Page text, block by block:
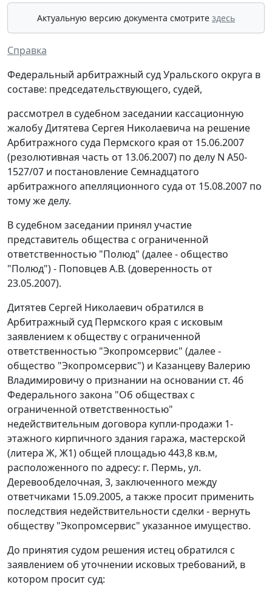
Актуальную версию документа смотрите здесь
Справка
Федеральный арбитражный суд Уральского округа в
составе: председательствующего, судей,
рассмотрел в судебном заседании кассационную
жалобу Дитятева Сергея Николаевича на решение
Арбитражного суда Пермского края от 15.06.2007
(резолютивная часть от 13.06.2007) по делу N А50-
1527/07 и постановление Семнадцатого
арбитражного апелляционного суда от 15.08.2007 по
тому же делу.
В судебном заседании принял участие
представитель общества с ограниченной
ответственностью "Полюд" (далее - общество
"Полюд") - Поповцев А.В. (доверенность от
23.05.2007).
Дитятев Сергей Николаевич обратился в
Арбитражный суд Пермского края с исковым
заявлением к обществу с ограниченной
ответственностью "Экопромсервис" (далее -
общество "Экопромсервис") и Казанцеву Валерию
Владимировичу о признании на основании ст. 46
Федерального закона "Об обществах с
ограниченной ответственностью"
недействительным договора купли-продажи 1-
этажного кирпичного здания гаража, мастерской
(литера Ж, Ж1) общей площадью 443,8 кв.м,
расположенного по адресу: г. Пермь, ул.
Деревообделочная, 3, заключенного между
ответчиками 15.09.2005, а также просит применить
последствия недействительности сделки - вернуть
обществу "Экопромсервис" указанное имущество.
До принятия судом решения истец обратился с
заявлением об уточнении исковых требований, в
котором просит суд: